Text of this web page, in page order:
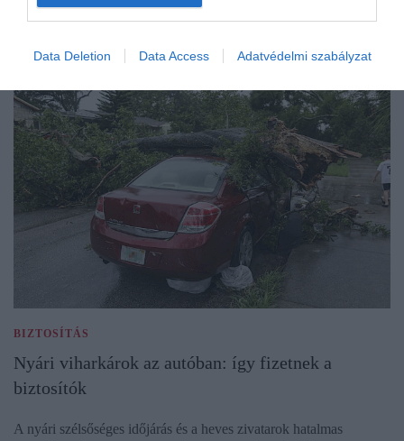
Data Deletion Data Access Adatvédelmi szabályzat
BIZTOSÍTÁS
Nyári viharkárok az autóban: így fizetnek a
biztosítók
A nyári szélsőséges időjárás és a heves zivatarok hatalmas